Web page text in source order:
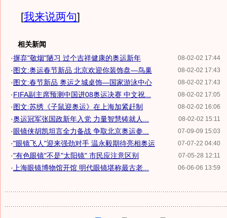
[我来说两句]
相关新闻
08-02-02 17:44
·摒弃"敬烟"陋习 过个吉祥健康的奥运新年
08-02-02 17:43
·图文:奥运春节新品 北京欢迎你装饰盘—鸟巢
08-02-02 17:43
·图文:春节新品 奥运之城桌饰—国家游泳中心
08-02-02 17:05
·FIFA副主席预测中国进08奥运决赛 中文祝...
08-02-02 16:06
·图文:苏绣《子鼠迎奥运》在上海加紧赶制
08-02-02 15:11
·奥运冠军张国政新年入党 力量智慧铸就人...
07-09-09 15:03
·眼镜侠胡凯坦言全力备战 争取北京奥运参...
07-07-22 04:40
·"眼镜飞人"迎来强劲对手 温永毅期待亮相奥运
07-05-28 12:11
·"有色眼镜"不是"太阳镜" 市民应注意区别
06-06-06 13:59
· 上海眼镜博物馆开馆 明代眼镜堪称最古老...